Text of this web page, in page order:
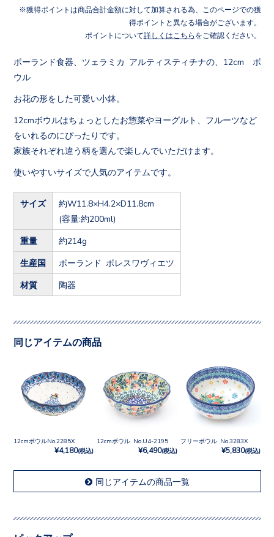
獲得ポイントは商品合計金額に対して加算される為、このページでの獲
得ポイントと異なる場合がございます。
ポイントについて詳しくはこちら をご確認ください。
ポーランド食器、ツェラミカ アルティスティチナの、12cm ボ
ウル
お花の形をした可愛い小鉢。
12cmボウルはちょっとしたお惣菜やヨーグルト、フルーツなど
をいれるのにぴったりです。
家族それぞれ違う柄を選んで楽しんでいただけます。
使いやすいサイズで人気のアイテムです。
サイズ
約W11.8×H4.2×D11.8cm
(容量:約200ml)
重量 約214g
生産国 ポーランド ボレスワヴィエツ
材質 陶器
同じアイテムの商品
12cmボウルNo.2285X
¥4,180(税込)
12cmボウル No.U4-2195
¥6,490(税込)
フリーボウル No.3283X
¥5,830(税込)
同じアイテムの商品一覧